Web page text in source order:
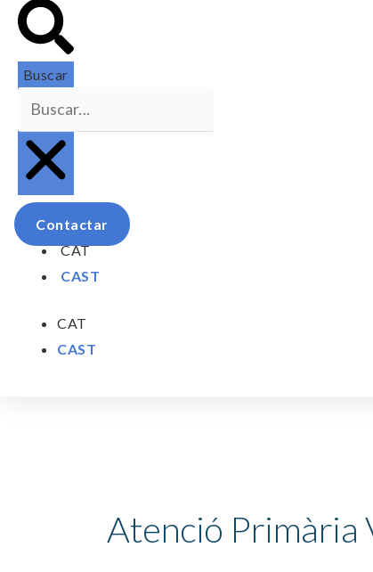
Buscar
Contactar
CAT
CAST
CAT
CAST
Atenció Primària